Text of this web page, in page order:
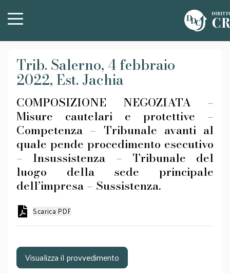
Trib. Salerno, 4 febbraio
2022, Est. Jachia
COMPOSIZIONE NEGOZIATA –
Misure cautelari e protettive –
Competenza – Tribunale avanti al
quale pende procedimento esecutivo
– Insussistenza – Tribunale del
luogo della sede principale
dell’impresa – Sussistenza.
Scarica PDF
Visualizza il provvedimento